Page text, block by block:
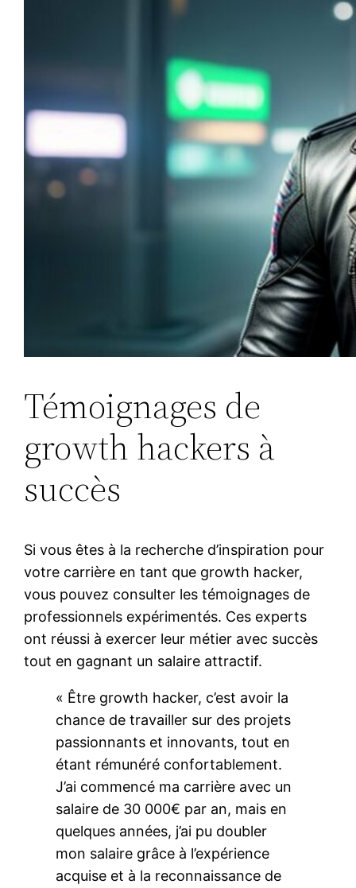
Témoignages de
growth hackers à
succès
Si vous êtes à la recherche d’inspiration pour
votre carrière en tant que growth hacker,
vous pouvez consulter les témoignages de
professionnels expérimentés. Ces experts
ont réussi à exercer leur métier avec succès
tout en gagnant un salaire attractif.
« Être growth hacker, c’est avoir la
chance de travailler sur des projets
passionnants et innovants, tout en
étant rémunéré confortablement.
J’ai commencé ma carrière avec un
salaire de 30 000€ par an, mais en
quelques années, j’ai pu doubler
mon salaire grâce à l’expérience
acquise et à la reconnaissance de